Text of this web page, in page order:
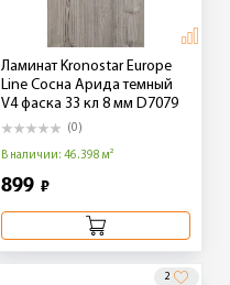
Ламинат Kronostar Europe
Line Сосна Арида темный
V4 фаска 33 кл 8 мм D7079
(0)
В наличии: 46.398 м²
899 ₽
2